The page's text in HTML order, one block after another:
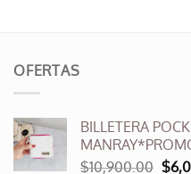
se
OFERTAS
BILLETERA
$10,900.00 El
$